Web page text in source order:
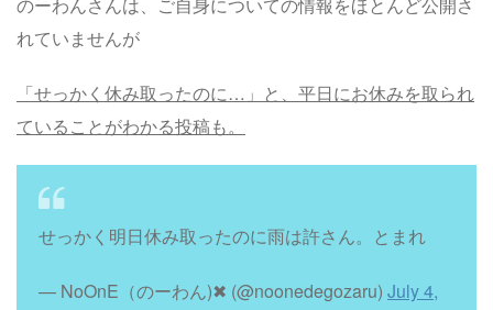
のーわんさんは、ご自身についての情報をほとんど公開さ
れていませんが
「せっかく休み取ったのに…」と、平日にお休みを取られ
ていることがわかる投稿も。
せっかく明日休み取ったのに雨は許さん。とまれ
— NoOnE（のーわん)✖︎ (@noonedegozaru) July 4,